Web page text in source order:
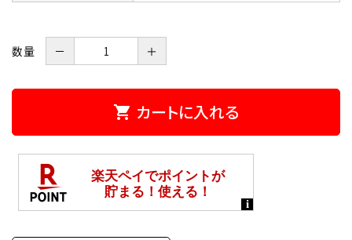
数量 － ＋
shopping_cart カートに入れる